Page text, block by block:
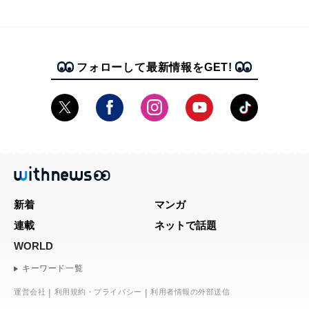
フォローして最新情報をGET!
新着
マンガ
連載
ネットで話題
WORLD
キーワード一覧
運営会社 利用規約・プライバシー 利用者情報の外部送信